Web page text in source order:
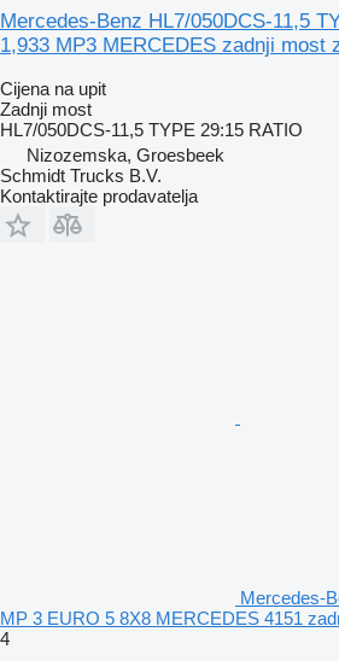
Mercedes-Benz HL7/050DCS-11,5
1,933 MP3 MERCEDES zadnji most
Cijena na upit
Zadnji most
HL7/050DCS-11,5 TYPE 29:15 RATIO
Nizozemska, Groesbeek
Schmidt Trucks B.V.
Kontaktirajte prodavatelja
Mercedes-
MP 3 EURO 5 8X8 MERCEDES 4151
4